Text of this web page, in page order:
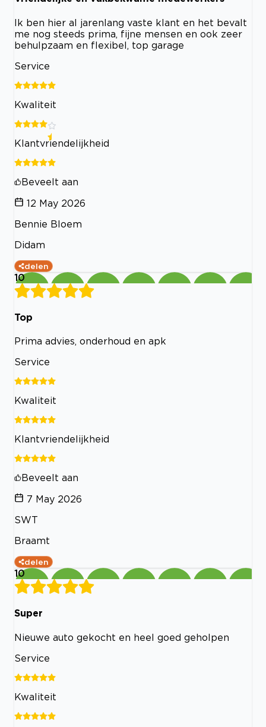
Ik ben hier al jarenlang vaste klant en het bevalt
me nog steeds prima, fijne mensen en ook zeer
behulpzaam en flexibel, top garage
Service
Kwaliteit
Klantvriendelijkheid
Beveelt aan
12 May 2026
Bennie Bloem
Didam
delen
10
Top
Prima advies, onderhoud en apk
Service
Kwaliteit
Klantvriendelijkheid
Beveelt aan
7 May 2026
SWT
Braamt
delen
10
Super
Nieuwe auto gekocht en heel goed geholpen
Service
Kwaliteit